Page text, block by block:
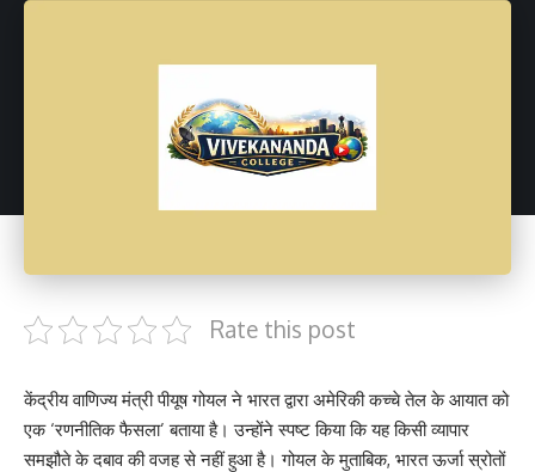
Rate this post
केंद्रीय वाणिज्य मंत्री पीयूष गोयल ने भारत द्वारा अमेरिकी कच्चे तेल के आयात को
एक ‘रणनीतिक फैसला’ बताया है। उन्होंने स्पष्ट किया कि यह किसी व्यापार
समझौते के दबाव की वजह से नहीं हुआ है। गोयल के मुताबिक, भारत ऊर्जा स्रोतों